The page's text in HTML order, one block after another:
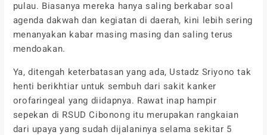
pulau. Biasanya mereka hanya saling berkabar soal
agenda dakwah dan kegiatan di daerah, kini lebih sering
menanyakan kabar masing masing dan saling terus
mendoakan.
Ya, ditengah keterbatasan yang ada, Ustadz Sriyono tak
henti berikhtiar untuk sembuh dari sakit kanker
orofaringeal yang diidapnya. Rawat inap hampir
sepekan di RSUD Cibonong itu merupakan rangkaian
dari upaya yang sudah dijalaninya selama sekitar 5